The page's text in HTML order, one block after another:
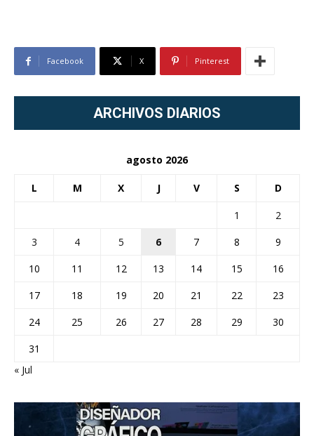
Facebook X Pinterest
ARCHIVOS DIARIOS
agosto 2026
L M X J V S D
1
2
3
4 5 6 7 8
9
10
11 12 13 14 15
16
17
18 19 20 21 22
23
24
25 26 27 28 29
30
31
« Jul